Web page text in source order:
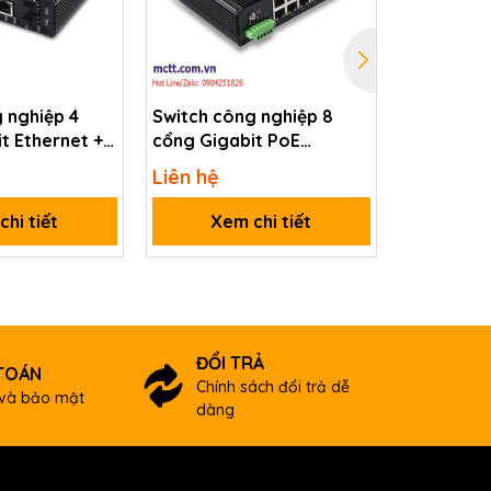
nghiệp 4
Ethernet + 2
SFP JHA
WEB
tiết
Switch công nghiệp 8
cổng Gigabit PoE
Ethernet JHA TECH JHA-
MIGS08HP-WEB
Liên hệ
Xem chi tiết
bảo mật
ĐỔI TRẢ
Chính sách đổi trả dễ
dàng